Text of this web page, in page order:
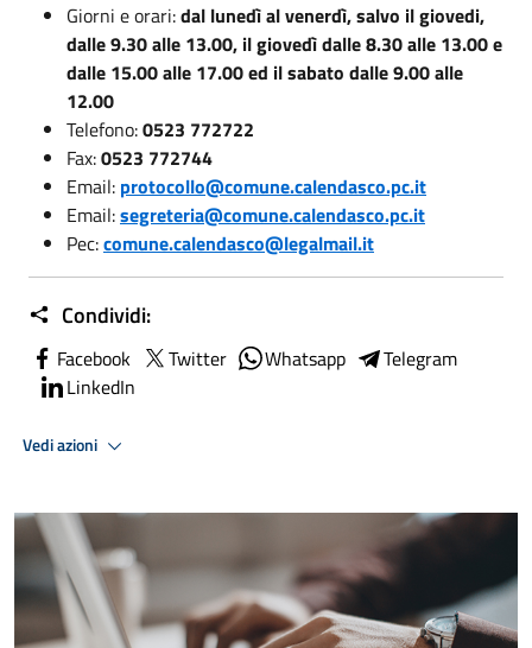
Giorni e orari:dal lunedì al venerdì, salvo il giovedi,
dalle 9.30 alle 13.00, il giovedì dalle 8.30 alle 13.00 e
dalle 15.00 alle 17.00 ed il sabato dalle 9.00 alle
12.00
Telefono:0523 772722
Fax:0523 772744
Email: protocollo@comune.calendasco.pc.it
Email:segreteria@comune.calendasco.pc.it
Pec:comune.calendasco@legalmail.it
Condividi:
Facebook Twitter Whatsapp
Telegram
LinkedIn
Vedi azioni